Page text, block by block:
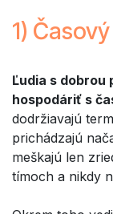
1)
Ľudia s dobrou
hospodáriť s
dodržiavajú
prichádzajú
meškajú len
tímoch a nikdy